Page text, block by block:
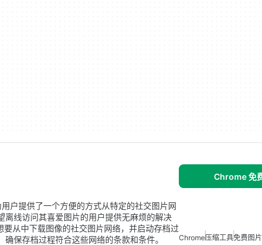
Chrome 免
户提供了一个方便的方式从特定的社交图片网
线访问其喜爱图片的用户提供无麻烦的解决
从中下载图像的社交图片网络，并启动存档过
保存档过程符合这些网络的条款和条件。
Chrome压缩工具免费图